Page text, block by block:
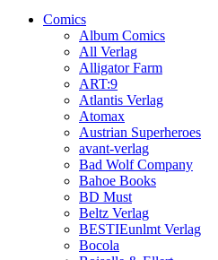
Comics
Album Comics
All Verlag
Alligator Farm
ART:9
Atlantis Verlag
Atomax
Austrian Superheroes
avant-verlag
Bad Wolf Company
Bahoe Books
BD Must
Beltz Verlag
BESTIEunlmt Verlag
Bocola